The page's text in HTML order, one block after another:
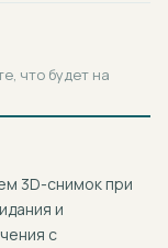
что будет на
3D-снимок при
и
с